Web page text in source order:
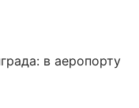
в аеропорту